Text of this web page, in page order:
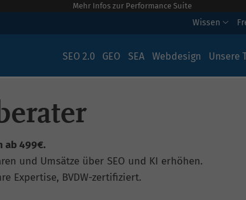
Mehr Infos zur Performance Suite
Wissen
SEO 2.0 GEO SEA Webdesign Unsere
ab 499€.
und Umsätze über SEO und KI erhöhen.
Expertise, BVDW-zertifiziert.